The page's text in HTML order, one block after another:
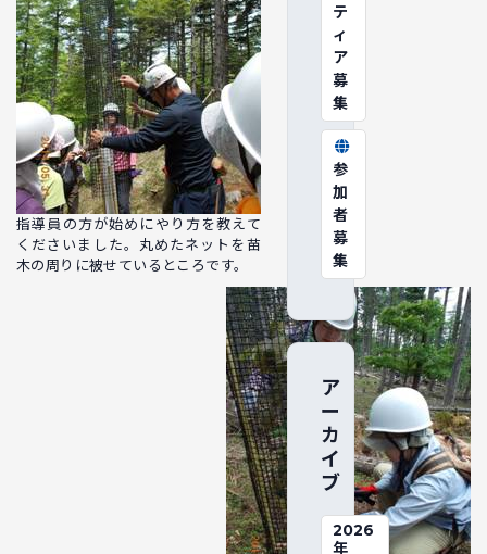
指導員の方が始めにやり方を教えて
くださいました。丸めたネットを苗
木の周りに被せているところです。
テ
ィ
ア
募
集
参
加
者
募
集
ア
ー
カ
イ
ブ
2026
年